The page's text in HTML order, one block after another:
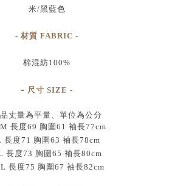
米/黑藍色
- 材質 FABRIC -
棉混紡100%
- 尺寸 SIZE -
丈量為平量、單位為公分
長度69 胸圍61 袖長77cm
長度71 胸圍63 袖長78cm
長度73 胸圍65 袖長80cm
長度75 胸圍67 袖長82cm